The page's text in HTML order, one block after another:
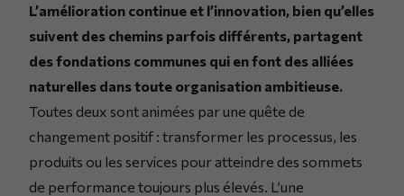
L’amélioration continue et l’innovation, bien qu’elles
suivent des chemins parfois différents, partagent
des fondations communes qui en font des alliées
naturelles dans toute organisation ambitieuse.
Toutes deux sont animées par une quête de
changement positif : transformer les processus, les
produits ou les services pour atteindre des sommets
de performance toujours plus élevés. L’une